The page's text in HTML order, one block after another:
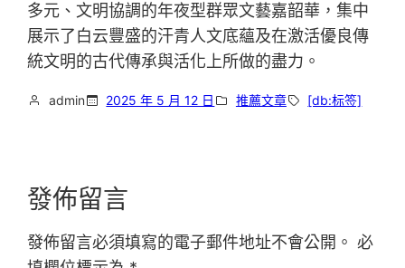
多元、文明協調的年夜型群眾文藝嘉韶華，集中
展示了白云豐盛的汗青人文底蘊及在激活優良傳
統文明的古代傳承與活化上所做的盡力。
admin 2025 年 5 月 12 日 推薦文章 [db:标签]
發佈留言
發佈留言必須填寫的電子郵件地址不會公開。 必